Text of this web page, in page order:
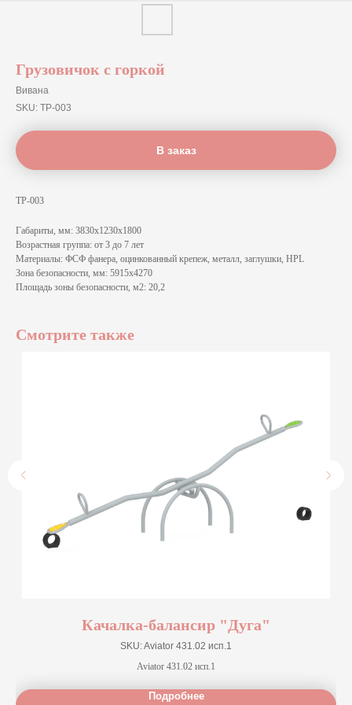
Грузовичок с горкой
Вивана
SKU: ТР-003
В заказ
ТР-003
Габариты, мм: 3830х1230х1800
Возрастная группа: от 3 до 7 лет
Материалы: ФСФ фанера, оцинкованный крепеж, металл, заглушки, HPL
Зона безопасности, мм: 5915x4270
Площадь зоны безопасности, м2: 20,2
Смотрите также
Качалка-балансир "Дуга"
SKU:Aviator 431.02 исп.1
Aviator 431.02 исп.1
Подробнее